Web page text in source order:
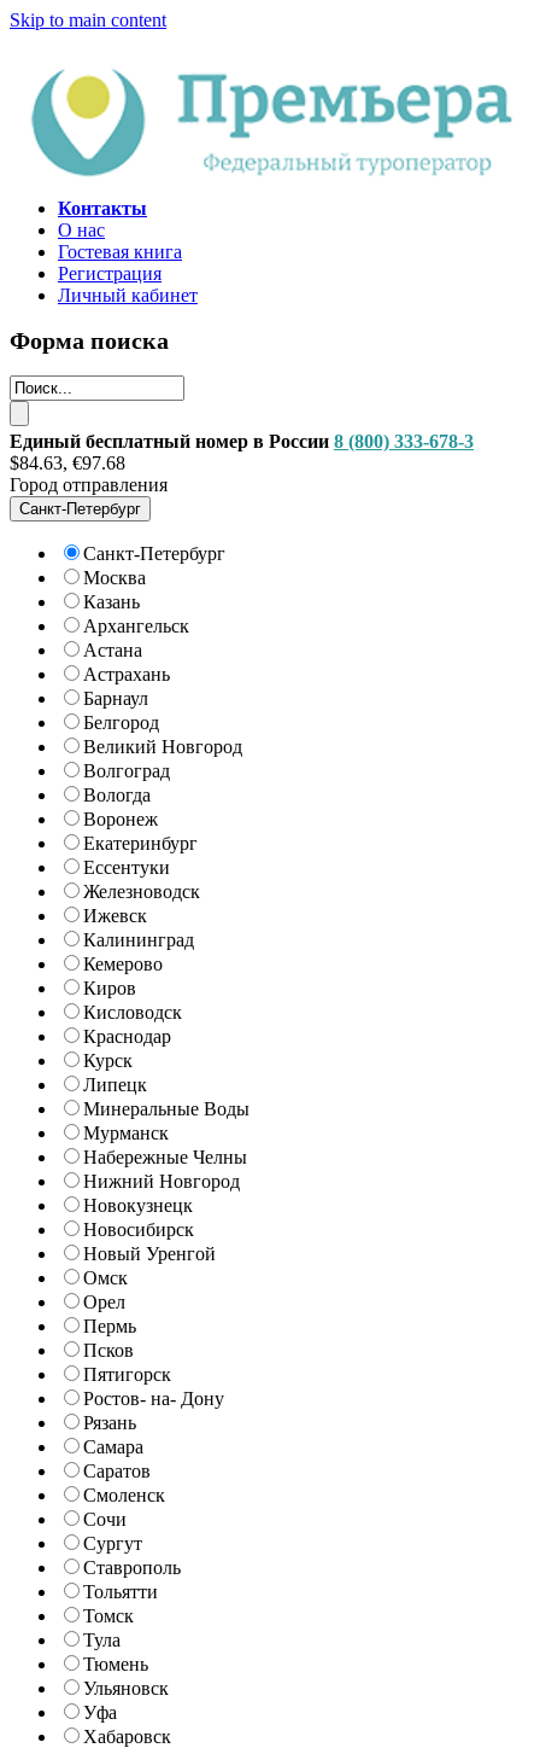
Skip to main content
Контакты
О нас
Гостевая книга
Регистрация
Личный кабинет
Форма поиска
Единый бесплатный номер в России 8 (800) 333-678-3
$84.63, €97.68
Город отправления
Санкт-Петербург
Санкт-Петербург
Москва
Казань
Архангельск
Астана
Астрахань
Барнаул
Белгород
Великий Новгород
Волгоград
Вологда
Воронеж
Екатеринбург
Ессентуки
Железноводск
Ижевск
Калининград
Кемерово
Киров
Кисловодск
Краснодар
Курск
Липецк
Минеральные Воды
Мурманск
Набережные Челны
Нижний Новгород
Новокузнецк
Новосибирск
Новый Уренгой
Омск
Орел
Пермь
Псков
Пятигорск
Ростов- на- Дону
Рязань
Самара
Саратов
Смоленск
Сочи
Сургут
Ставрополь
Тольятти
Томск
Тула
Тюмень
Ульяновск
Уфа
Хабаровск